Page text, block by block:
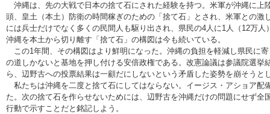
沖縄は、先の大戦で日本の捨て石にされた経験を持つ。米軍が沖縄に上
頭、皇土（本土）防衛の時間稼ぎのための「捨て石」とされ、米軍との激
には兵士だけでなく多くの民間人も駆り出され、県民の4人に1人（12万
沖縄を本土から切り離す「捨て石」の構図は今も続いている。
この1年間、その構図はより鮮明になった。沖縄の負担を軽減し県民に
の道しかないと基地を押し付ける安倍政権である。改憲論議は参議院選挙
ら、辺野古への投票結果は一顧だにしないという矛盾した姿勢を崩そうと
私たちは沖縄を二度と捨て石にしてはならない。イージス・アショア配
た。次の捨て石を作らせないためには、辺野古を沖縄だけの問題にせず全
行動で示すことだと銘記しよう。